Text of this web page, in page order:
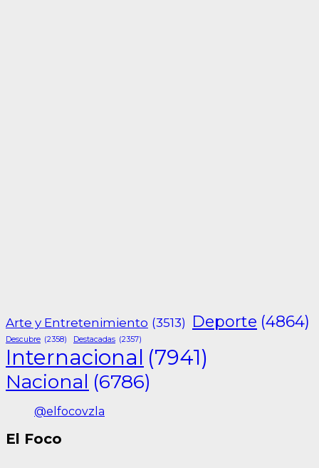
Arte y Entretenimiento (3513) Deporte (4864)
Descubre (2358) Destacadas (2357)
Internacional (7941)
Nacional (6786)
@elfocovzla
El Foco